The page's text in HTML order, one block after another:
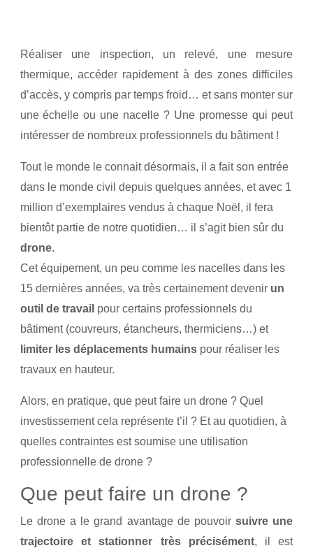
Réaliser une inspection, un relevé, une mesure
thermique, accéder rapidement à des zones difficiles
d’accès, y compris par temps froid… et sans monter sur
une échelle ou une nacelle ? Une promesse qui peut
intéresser de nombreux professionnels du bâtiment !
Tout le monde le connait désormais, il a fait son entrée
dans le monde civil depuis quelques années, et avec 1
million d’exemplaires vendus à chaque Noël, il fera
bientôt partie de notre quotidien… il s’agit bien sûr du
drone.
Cet équipement, un peu comme les nacelles dans les
15 dernières années, va très certainement devenir un
outil de travail pour certains professionnels du
bâtiment (couvreurs, étancheurs, thermiciens…) et
limiter les déplacements humainspour réaliser les
travaux en hauteur.
Alors, en pratique, que peut faire un drone ? Quel
investissement cela représente t’il ? Et au quotidien, à
quelles contraintes est soumise une utilisation
professionnelle de drone ?
Que peut faire un drone ?
Le drone a le grand avantage de pouvoirsuivre une
trajectoire et stationner très précisément, il est